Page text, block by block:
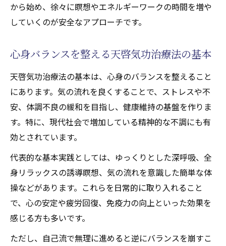
体的手順
自己治癒力を高める天啓気功治療法の実践
天啓気功治療法で心身の回復力を増すため
エネルギー循環を促進する天啓気功治療法
の特徴
天啓気功治療法を続けて得られる長期的な
恩恵
天啓気功治療法で深いリラックスを得るコ
ツ
リラックス状態が願望実現を促す天啓気功
治療法
天啓気功治療法で心身の緊張を解放する方
から始め、徐々に瞑想やエネルギーワークの時間を増や
していくのが安全なアプローチです。
心身バランスを整える天啓気功治療法の基本
天啓気功治療法の基本は、心身のバランスを整えること
にあります。気の流れを良くすることで、ストレスや不
安、体調不良の緩和を目指し、健康維持の基盤を作りま
す。特に、現代社会で増加している精神的な不調にも有
効とされています。
代表的な基本実践としては、ゆっくりとした深呼吸、全
身リラックスの誘導瞑想、気の流れを意識した簡単な体
操などがあります。これらを日常的に取り入れること
で、心の安定や疲労回復、免疫力の向上といった効果を
感じる方も多いです。
ただし、自己流で無理に進めると逆にバランスを崩すこ